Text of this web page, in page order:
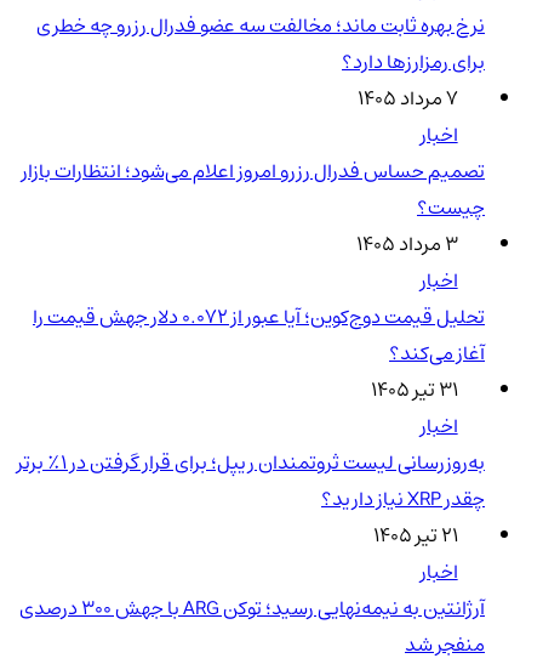
نرخ بهره ثابت ماند؛ مخالفت سه عضو فدرال رزرو چه خطری
برای رمزارزها دارد؟
۷ مرداد ۱۴۰۵
اخبار
تصمیم حساس فدرال رزرو امروز اعلام می‌شود؛ انتظارات بازار
چیست؟
۳ مرداد ۱۴۰۵
اخبار
تحلیل قیمت دوج‌کوین؛ آیا عبور از ۰.۰۷۲ دلار جهش قیمت را
آغاز می‌کند؟
۳۱ تیر ۱۴۰۵
اخبار
به‌روزرسانی لیست ثروتمندان ریپل؛ برای قرار گرفتن در ۱٪ برتر
چقدر XRP نیاز دارید؟
۲۱ تیر ۱۴۰۵
اخبار
آرژانتین به نیمه‌نهایی رسید؛ توکن ARG با جهش ۳۰۰ درصدی
منفجر شد